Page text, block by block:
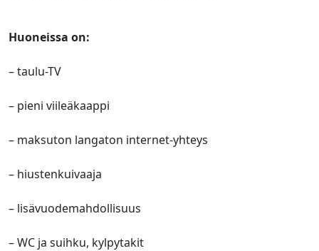
Huoneissa on:
– taulu-TV
– pieni viileäkaappi
– maksuton langaton internet-yhteys
– hiustenkuivaaja
– lisävuodemahdollisuus
– WC ja suihku, kylpytakit